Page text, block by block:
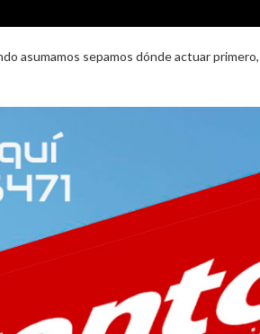
asumamos sepamos dónde actuar